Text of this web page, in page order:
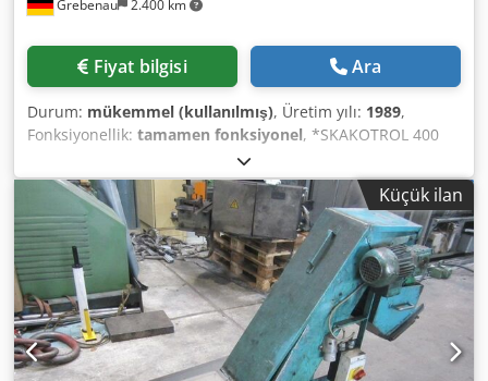
Grebenau 2.400 km
Fiyat bilgisi Ara
Durum: mükemmel (kullanılmış), Üretim yılı: 1989,
Fonksiyonellik: tamamen fonksiyonel, *SKAKOTROL 400
kontrolü ile birlikte* Net hacim: 700 Ltr. Yük kapasitesi:
max. 500 kg. Dsdpfx Aowhqkcomaswa
Küçük ilan